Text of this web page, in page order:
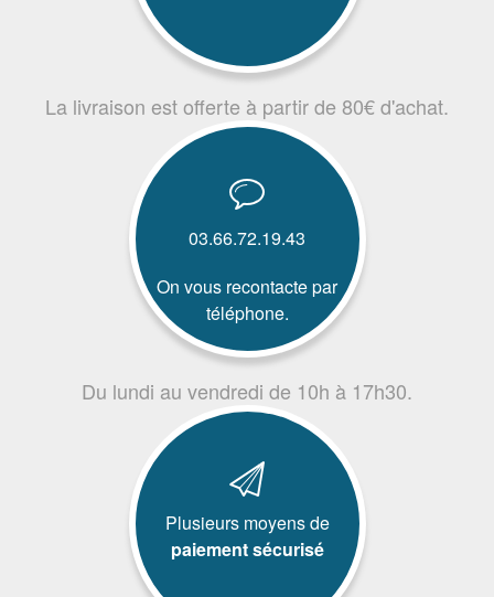
La livraison est offerte à partir de 80€ d'achat.
03.66.72.19.43
On vous recontacte par
téléphone.
Du lundi au vendredi de 10h à 17h30.
Plusieurs moyens de
paiement sécurisé